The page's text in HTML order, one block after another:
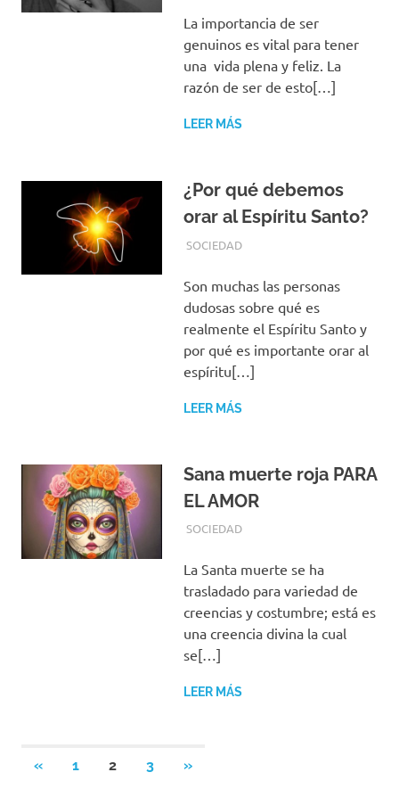
La importancia de ser
genuinos es vital para tener
una vida plena y feliz. La
razón de ser de esto[…]
LEER MÁS
¿Por qué debemos
orar al Espíritu Santo?
SEPTIEMBRE 9, 2019
REDACCIONES
SOCIEDAD
Son muchas las personas
dudosas sobre qué es
realmente el Espíritu Santo y
por qué es importante orar al
espíritu[…]
LEER MÁS
Sana muerte roja PARA
EL AMOR
MAYO 8, 2019
EQUIPO DE REDACCIÓN
SOCIEDAD
La Santa muerte se ha
trasladado para variedad de
creencias y costumbre; está es
una creencia divina la cual
se[…]
LEER MÁS
Paginación
«ENTRADAS
1 2 3
SIGUIENTES
»